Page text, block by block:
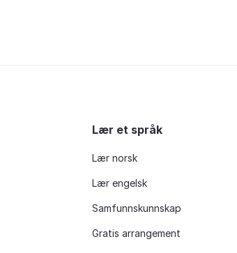
Lær et språk
Lær norsk
Lær engelsk
Samfunnskunnskap
Gratis arrangement